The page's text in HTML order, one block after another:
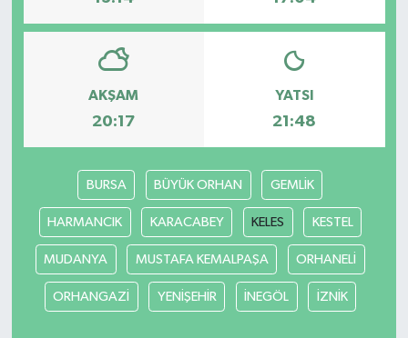
AKŞAM
20:17
YATSI
21:48
BURSA BÜYÜK ORHAN GEMLİK
HARMANCIK KARACABEY KELES KESTEL
MUDANYA MUSTAFA KEMALPAŞA ORHANELİ
ORHANGAZİ YENİŞEHİR İNEGÖL İZNİK